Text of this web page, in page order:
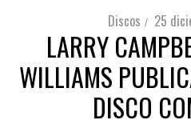
Discos 25
LARRY
WILLIAMS
DISCO